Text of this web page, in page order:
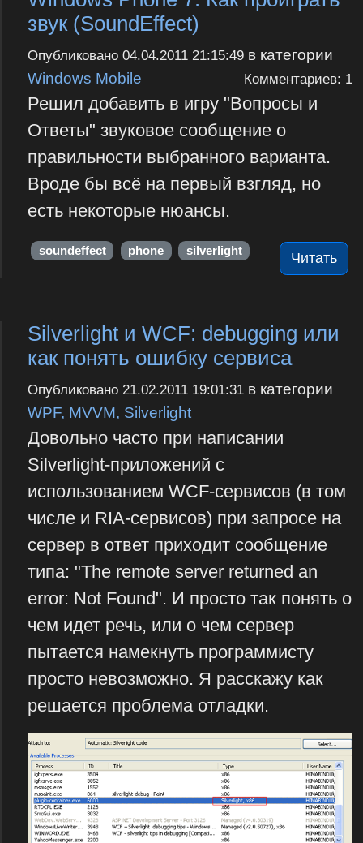
звук (SoundEffect)
Опубликовано 04.04.2011 21:15:49в категории
Windows Mobile
Комментариев: 1
Решил добавить в игру "Вопросы и
Ответы" звуковое сообщение о
правильности выбранного варианта.
Вроде бы всё на первый взгляд, но
есть некоторые нюансы.
Читать
soundeffect phone silverlight
Silverlight и WCF: debugging или
как понять ошибку сервиса
Опубликовано 21.02.2011 19:01:31в категории
WPF, MVVM, Silverlight
Довольно часто при написании
Silverlight-приложений с
использованием WCF-сервисов (в том
числе и RIA-сервисов) при запросе на
сервер в ответ приходит сообщение
типа: "The remote server returned an
error: Not Found". И просто так понять о
чем идет речь, или о чем сервер
пытается намекнуть программисту
просто невозможно. Я расскажу как
решается проблема отладки.